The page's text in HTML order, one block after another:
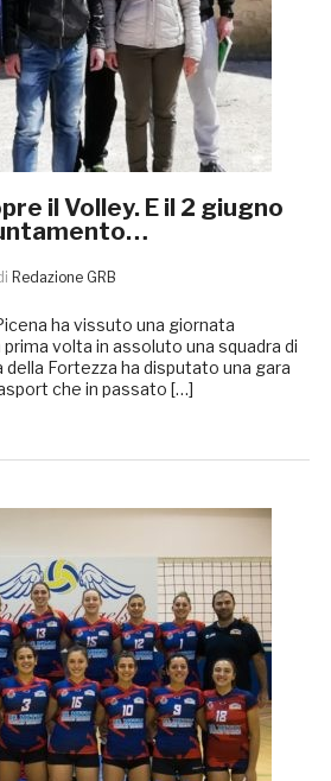
il Volley. E il 2 giugno
Redazione GRB
ha vissuto una giornata
volta in assoluto una squadra di
Fortezza ha disputato una gara
che in passato […]